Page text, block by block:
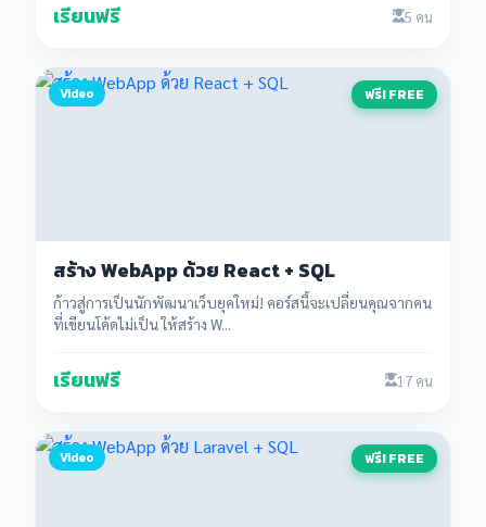
เรียนฟรี 5 คน
Video ฟรี! FREE
สร้าง WebApp ด้วย React + SQL
ก้าวสู่การเป็นนักพัฒนาเว็บยุคใหม่! คอร์สนี้จะเปลี่ยนคุณจากคน
ที่เขียนโค้ดไม่เป็น ให้สร้าง W...
เรียนฟรี 17 คน
Video ฟรี! FREE